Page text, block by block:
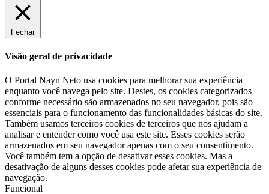
Fechar
Visão geral de privacidade
O Portal Nayn Neto usa cookies para melhorar sua experiência
enquanto você navega pelo site. Destes, os cookies categorizados
conforme necessário são armazenados no seu navegador, pois são
essenciais para o funcionamento das funcionalidades básicas do site.
Também usamos terceiros cookies de terceiros que nos ajudam a
analisar e entender como você usa este site. Esses cookies serão
armazenados em seu navegador apenas com o seu consentimento.
Você também tem a opção de desativar esses cookies. Mas a
desativação de alguns desses cookies pode afetar sua experiência de
navegação.
Funcional